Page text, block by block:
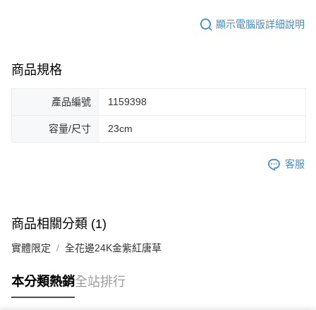
顯示電腦版詳細說明
商品規格
產品編號 1159398
容量/尺寸 23cm
客服
商品相關分類 (1)
實體限定 全花邊24K金紫紅唐草
本分類熱銷全站排行